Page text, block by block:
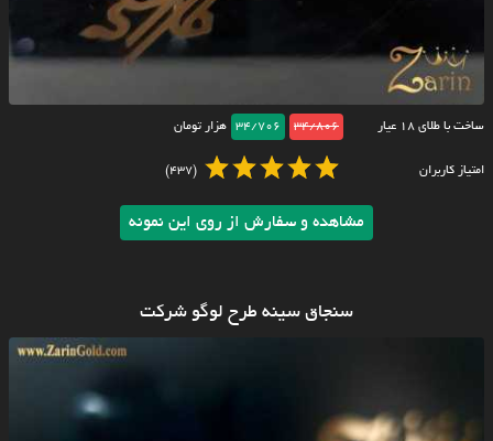
ساخت با طلای ۱۸ عیار 34/806
34/706 هزار تومان
امتیاز کاربران (437)
مشاهده و سفارش از روی این نمونه
سنجاق سینه طرح لوگو شرکت